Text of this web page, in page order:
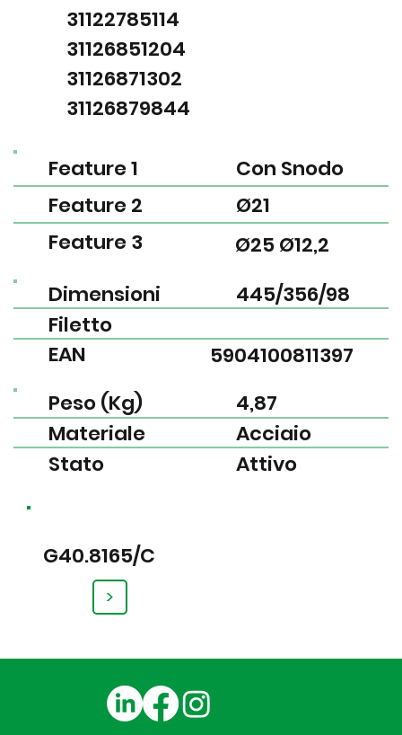
G40.8165/C
>
EAN
Filetto
Dimensioni
5904100811397
445/356/98
Peso (Kg)
Materiale
Stato
4,87
Acciaio
Attivo
Feature 1
Feature 2
Feature 3
Con Snodo
Ø21
Ø25 Ø12,2
31122785114
31126851204
31126871302
31126879844